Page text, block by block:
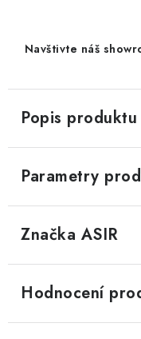
Navštivte náš
Popis produktu
Parametry
Značka ASIR
Hodnocení